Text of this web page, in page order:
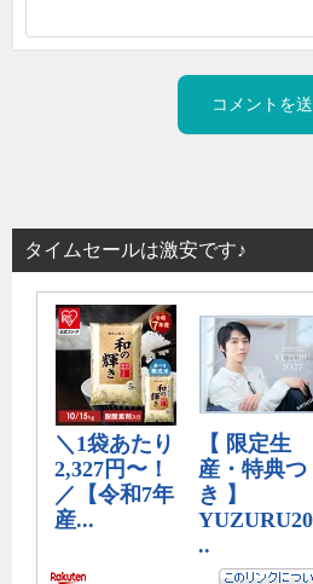
タイムセールは激安です♪